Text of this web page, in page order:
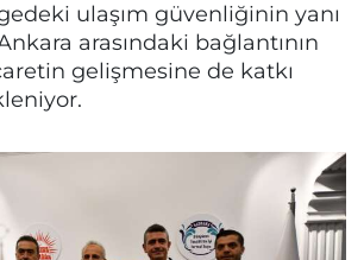
ulaşım güvenliğinin yanı
arasındaki bağlantının
gelişmesine de katkı